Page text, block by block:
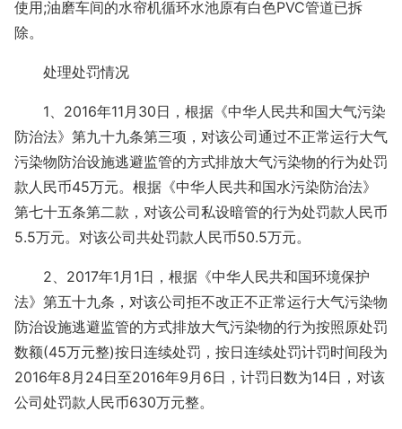
使用;油磨车间的水帘机循环水池原有白色PVC管道已拆
除。
处理处罚情况
1、2016年11月30日，根据《中华人民共和国大气污染
防治法》第九十九条第三项，对该公司通过不正常运行大气
污染物防治设施逃避监管的方式排放大气污染物的行为处罚
款人民币45万元。根据《中华人民共和国水污染防治法》
第七十五条第二款，对该公司私设暗管的行为处罚款人民币
5.5万元。对该公司共处罚款人民币50.5万元。
2、2017年1月1日，根据《中华人民共和国环境保护
法》第五十九条，对该公司拒不改正不正常运行大气污染物
防治设施逃避监管的方式排放大气污染物的行为按照原处罚
数额(45万元整)按日连续处罚，按日连续处罚计罚时间段为
2016年8月24日至2016年9月6日，计罚日数为14日，对该
公司处罚款人民币630万元整。